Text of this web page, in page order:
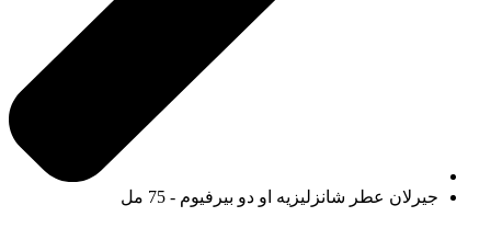
جيرلان عطر شانزليزيه او دو بيرفيوم - 75 مل